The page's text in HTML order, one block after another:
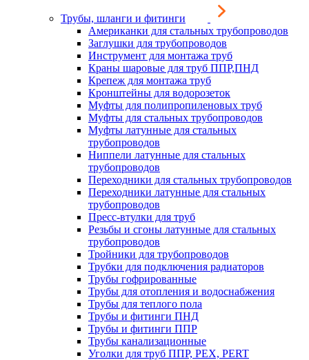
Трубы, шланги и фитинги
Американки для стальных трубопроводов
Заглушки для трубопроводов
Инструмент для монтажа труб
Краны шаровые для труб ППР,ПНД
Крепеж для монтажа труб
Кронштейны для водорозеток
Муфты для полипропиленовых труб
Муфты для стальных трубопроводов
Муфты латунные для стальных
трубопроводов
Ниппели латунные для стальных
трубопроводов
Переходники для стальных трубопроводов
Переходники латунные для стальных
трубопроводов
Пресс-втулки для труб
Резьбы и сгоны латунные для стальных
трубопроводов
Тройники для трубопроводов
Трубки для подключения радиаторов
Трубы гофрированные
Трубы для отопления и водоснабжения
Трубы для теплого пола
Трубы и фитинги ПНД
Трубы и фитинги ППР
Трубы канализационные
Уголки для труб ППР, PEX, PERT